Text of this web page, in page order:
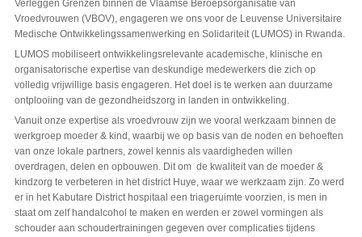
Verleggen Grenzen binnen de Vlaamse Beroepsorganisatie van
Vroedvrouwen (VBOV), engageren we ons voor de Leuvense Universitaire
Medische Ontwikkelingssamenwerking en Solidariteit (LUMOS) in Rwanda.
LUMOS mobiliseert ontwikkelingsrelevante academische, klinische en
organisatorische expertise van deskundige medewerkers die zich op
volledig vrijwillige basis engageren. Het doel is te werken aan duurzame
ontplooiing van de gezondheidszorg in landen in ontwikkeling.
Vanuit onze expertise als vroedvrouw zijn we vooral werkzaam binnen de
werkgroep moeder & kind, waarbij we op basis van de noden en behoeften
van onze lokale partners, zowel kennis als vaardigheden willen
overdragen, delen en opbouwen. Dit om de kwaliteit van de moeder &
kindzorg te verbeteren in het district Huye, waar we werkzaam zijn. Zo werd
er in het Kabutare District hospitaal een triageruimte voorzien, is men in
staat om zelf handalcohol te maken en werden er zowel vormingen als
schouder aan schoudertrainingen gegeven over complicaties tijdens